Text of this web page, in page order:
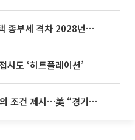
종부세 개편에도…1·3주택 종부세 격차 2028년부터 확대
도 ‘히트플레이션’
이란, 미국에 호르무즈 합의 조건 제시…美 “경기 아직 안 끝나” [종합]